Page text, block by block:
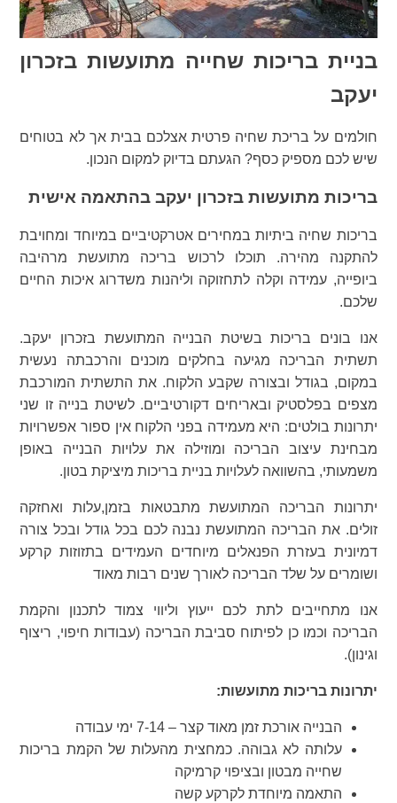
בניית בריכות שחייה מתועשות בזכרון
יעקב
חולמים על בריכת שחיה פרטית אצלכם בבית אך לא בטוחים
שיש לכם מספיק כסף? הגעתם בדיוק למקום הנכון.
בריכות מתועשות בזכרון יעקב בהתאמה אישית
בריכות שחיה ביתיות במחירים אטרקטיביים במיוחד ומחויבת
להתקנה מהירה. תוכלו לרכוש בריכה מתועשת מרהיבה
ביופייה, עמידה וקלה לתחזוקה וליהנות משדרוג איכות החיים
שלכם.
אנו בונים בריכות בשיטת הבנייה המתועשת בזכרון יעקב.
תשתית הבריכה מגיעה בחלקים מוכנים והרכבתה נעשית
במקום, בגודל ובצורה שקבע הלקוח. את התשתית המורכבת
מצפים בפלסטיק ובאריחים דקורטיביים. לשיטת בנייה זו שני
יתרונות בולטים: היא מעמידה בפני הלקוח אין ספור אפשרויות
מבחינת עיצוב הבריכה ומוזילה את עלויות הבנייה באופן
משמעותי, בהשוואה לעלויות בניית בריכות מיציקת בטון.
יתרונות הבריכה המתועשת מתבטאות בזמן,עלות ואחזקה
זולים. את הבריכה המתועשת נבנה לכם בכל גודל ובכל צורה
דמיונית בעזרת הפנאלים מיוחדים העמידים בתזוזות קרקע
ושומרים על שלד הבריכה לאורך שנים רבות מאוד
אנו מתחייבים לתת לכם ייעוץ וליווי צמוד לתכנון והקמת
הבריכה וכמו כן לפיתוח סביבת הבריכה (עבודות חיפוי, ריצוף
וגינון).
יתרונות בריכות מתועשות:
הבנייה אורכת זמן מאוד קצר – 7-14 ימי עבודה
עלותה לא גבוהה. כמחצית מהעלות של הקמת בריכות
שחייה מבטון ובציפוי קרמיקה
התאמה מיוחדת לקרקע קשה